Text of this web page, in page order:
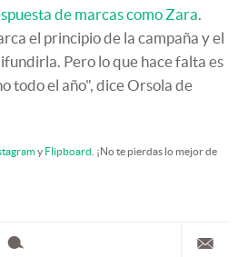
de marcas como Zara
el principio de la campaña y el
Pero lo que hace falta es
todo el año", dice Orsola de
y Flipboard . ¡No te pierdas lo mejor de